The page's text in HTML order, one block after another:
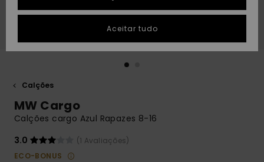
conversa para
obteres a
resposta mais
rápida à tua
Encontra
respostas
para as
PRESENTE
DESEJO
Calções
MW Cargo
Calções cargo Azul Rapazes 8-16
3.0
(1 Avaliações)
ECO-BONUS
Aceitar tudo